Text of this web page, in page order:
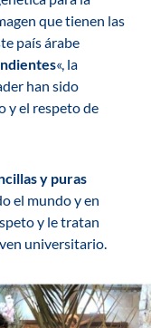
que tienen las
país árabe
«, la
han sido
y el respeto de
y puras
el mundo y en
y le tratan
universitario.